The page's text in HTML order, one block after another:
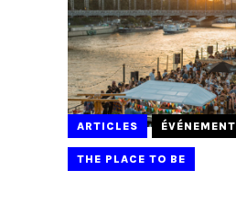
ARTICLES ÉVÉNEMENT
THE PLACE TO BE